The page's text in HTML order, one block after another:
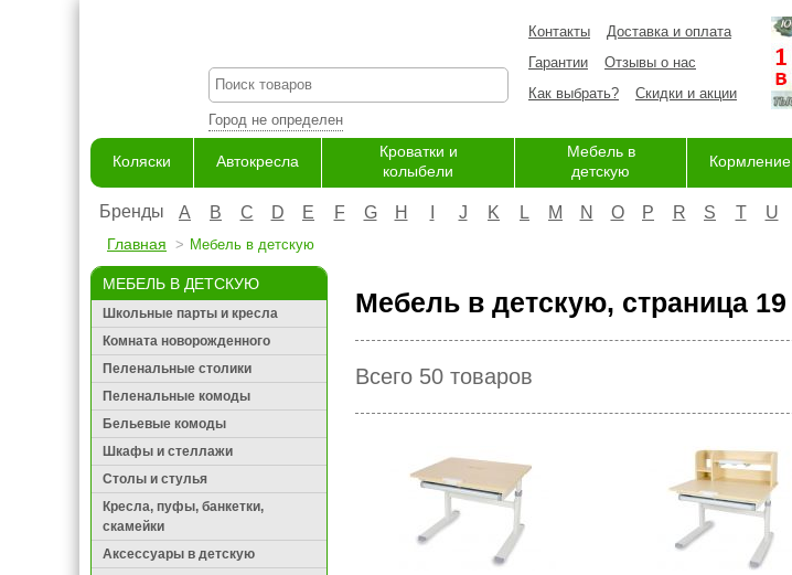
Город не определен
Контакты
Доставка и оплата
Гарантии
Отзывы о нас
Как выбрать?
Скидки и акции
Коляски Автокресла
Кроватки и
колыбели
Мебель в
детскую
Кормление
Бренды A B C D E F G H J K L M N O P R S T U
Главная Мебель в детскую
МЕБЕЛЬ В ДЕТСКУЮ
Школьные парты и кресла
Комната новорожденного
Пеленальные столики
Пеленальные комоды
Бельевые комоды
Шкафы и стеллажи
Столы и стулья
Кресла, пуфы, банкетки,
скамейки
Аксессуары в детскую
Мебель в детскую, страница 19
Всего 50 товаров